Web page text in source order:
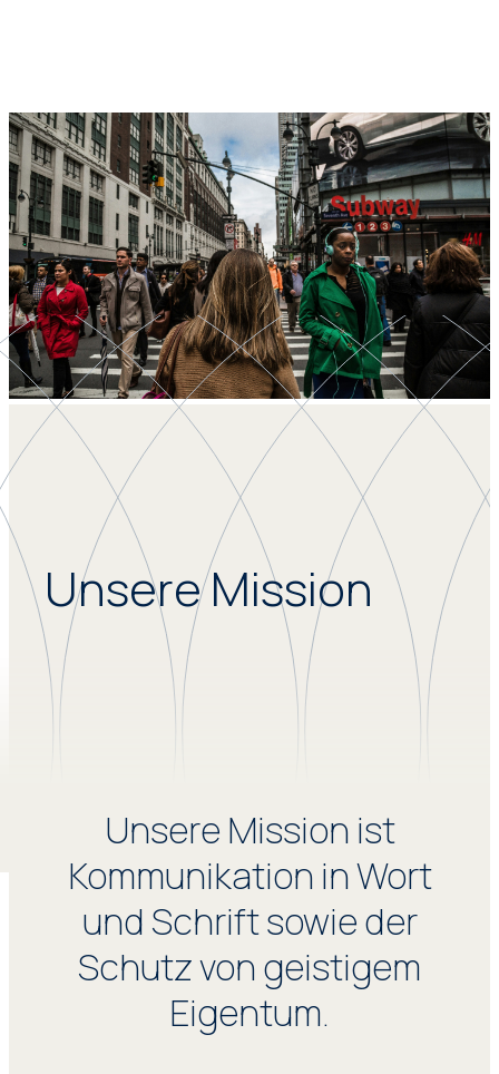
Unsere Mission
Unsere Mission ist
Kommunikation in Wort
und Schrift sowie der
Schutz von geistigem
Eigentum.